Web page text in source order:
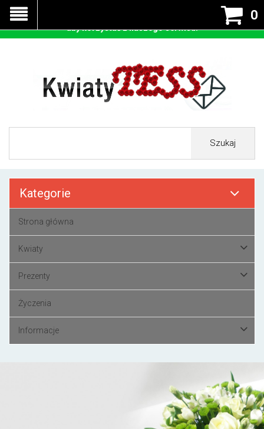
0
Szukaj
Kategorie
Strona główna
Kwiaty
Prezenty
Życzenia
Informacje
Nasza strona korzysta z cookies - czyli tzw ciastek w celu
prawidłowego działania. Zaakceptuj przyjmowanie cookies
aby korzystać z naszego serwisu.